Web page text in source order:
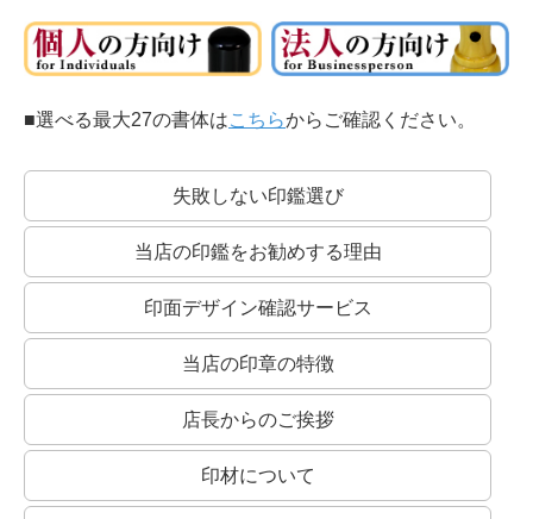
■選べる最大27の書体はこちらからご確認ください。
失敗しない印鑑選び
当店の印鑑をお勧めする理由
印面デザイン確認サービス
当店の印章の特徴
店長からのご挨拶
印材について